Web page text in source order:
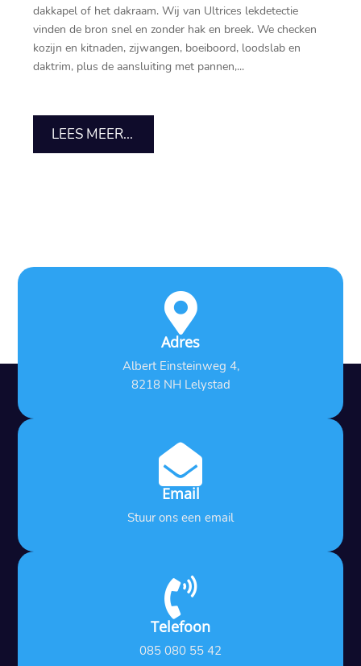
dakkapel of het dakraam.​ Wij van Ultrices lekdetectie
vinden de bron snel en zonder hak en breek.​ We checken
kozijn en kitnaden, zijwangen, boeiboord, loodslab en
daktrim, plus de aansluiting met pannen,...
LEES MEER...

Adres
Albert Einsteinweg 4,
8218 NH Lelystad

Email
Stuur ons een email

Telefoon
085 080 55 42